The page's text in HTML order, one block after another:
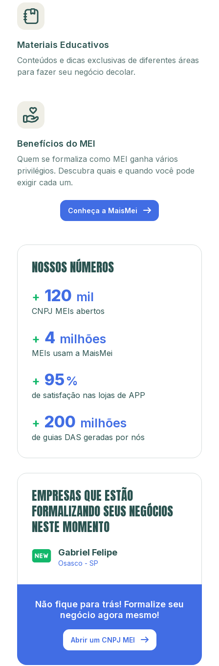
Materiais Educativos
Conteúdos e dicas exclusivas de diferentes áreas
para fazer seu negócio decolar.
Benefícios do MEI
Quem se formaliza como MEI ganha vários
privilégios. Descubra quais e quando você pode
exigir cada um.
Conheça a MaisMei
NOSSOS NÚMEROS
+ 120 mil
CNPJ MEIs abertos
+ 4 milhões
MEIs usam a MaisMei
+ 95 %
de satisfação nas lojas de APP
+ 200 milhões
de guias DAS geradas por nós
EMPRESAS QUE ESTÃO
FORMALIZANDO SEUS NEGÓCIOS
NESTE MOMENTO
Japa’s açaí e sorveteria
Rio de Janeiro - RJ
Não fique para trás! Formalize seu
negócio agora mesmo!
Abrir um CNPJ MEI